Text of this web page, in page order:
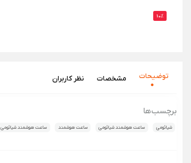
10%
توضیحات مشخصات نظر‌ کاربران
برچسب‌ها
شیائومی ساعت هوشمند شیائومی ساعت هوشمند ساعت هوشمند شیائومی Amazfit GTS 4